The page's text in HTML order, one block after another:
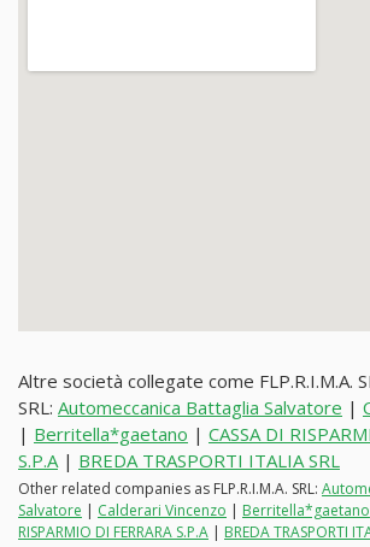
Altre società collegate come FLP.R.I.M.A.
SRL: Automeccanica Battaglia Salvatore |
| Berritella*gaetano | CASSA DI
S.P.A | BREDA TRASPORTI ITALIA SRL
Other related companies as FLP.R.I.M.A. SRL:
Salvatore | Calderari Vincenzo | Berritella*gaetano
RISPARMIO DI FERRARA S.P.A | BREDA TRASPORTI